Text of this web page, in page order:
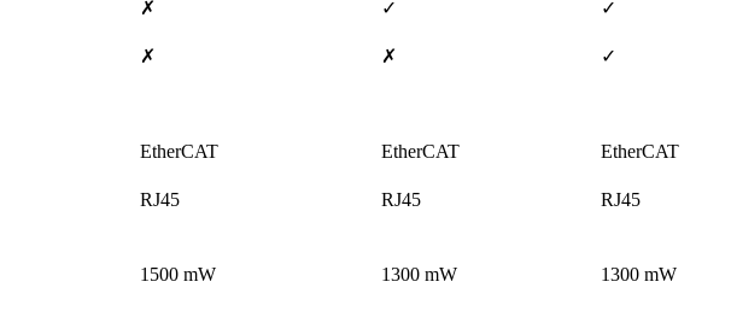
✗ ✓ ✓
✗ ✗ ✓
EtherCAT EtherCAT EtherCAT
RJ45 RJ45 RJ45
1500 mW 1300 mW 1300 mW